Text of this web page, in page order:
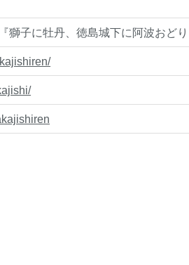
獅子に牡丹、徳島城下に阿波おど